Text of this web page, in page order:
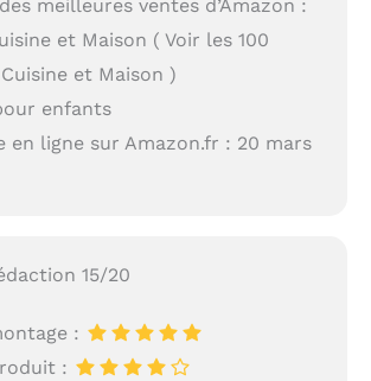
meilleures ventes d’Amazon :
et Maison ( Voir les 100
et Maison )
enfants
en ligne sur Amazon.fr : 20 mars
15/20
:
: